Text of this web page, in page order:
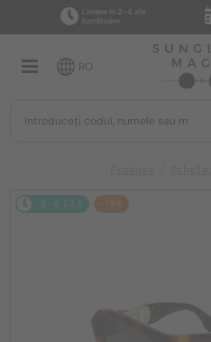
Livrare în 2–4 zile
lucrătoare
RO
2-4 ZILE -15%